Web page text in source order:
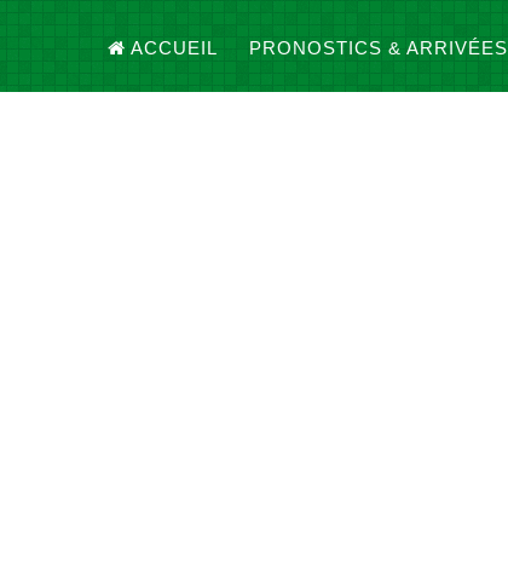
ACCUEIL PRONOSTICS & ARRIVÉES